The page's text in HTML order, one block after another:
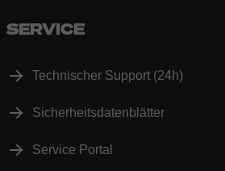
SERVICE
Technischer Support (24h)
Sicherheitsdatenblätter
Service Portal